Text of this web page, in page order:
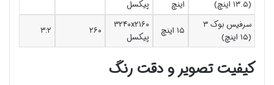
(۱۳.۵ اینچ) اینچ پیکسل
سرفیس بوک ۳
(۱۵ اینچ)
۱۵ اینچ
۳۲۴۰x۲۱۶۰
پیکسل
۲۶۰ ۳:۲
کیفیت تصویر و دقت رنگ